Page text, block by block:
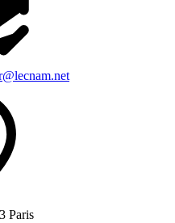
Paris